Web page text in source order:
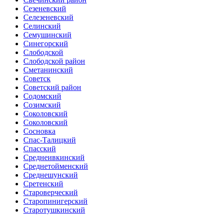
Сезеневский
Селезеневский
Селинский
Семушинский
Синегорский
Слободской
Слободской район
Сметанинский
Советск
Советский район
Содомский
Созимский
Соколовский
Соколовский
Сосновка
Спас-Талицкий
Спасский
Среднеивкинский
Среднетойменский
Среднешунский
Сретенский
Староверческий
Старопинигерский
Старотушкинский